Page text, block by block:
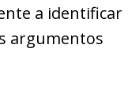
a identificar
argumentos